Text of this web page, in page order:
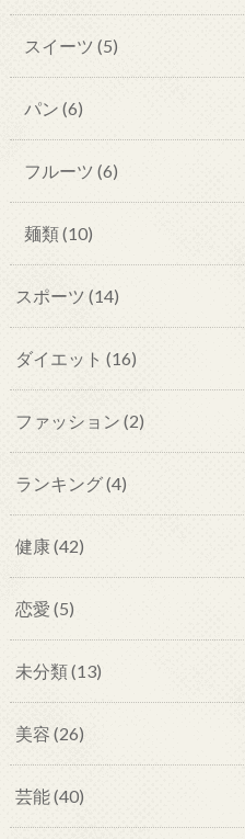
スイーツ (5)
パン (6)
フルーツ (6)
麺類(10)
スポーツ (14)
ダイエット (16)
ファッション (2)
ランキング(4)
健康(42)
恋愛 (5)
未分類(13)
美容 (26)
芸能(40)